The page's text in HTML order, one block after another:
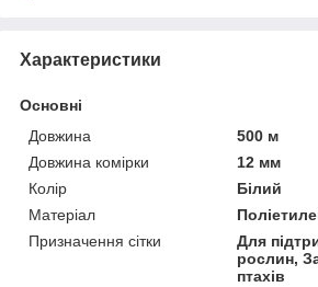
Характеристики
Основні
Довжина
500 м
Довжина комірки
12 мм
Колір
Білий
Матеріал
Призначення сітки
Для
рослин,
птахів